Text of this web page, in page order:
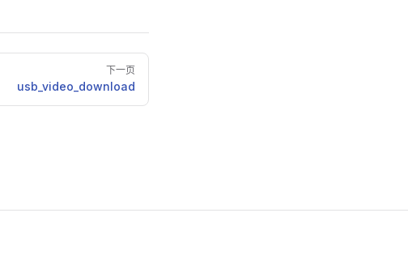
下一页
usb_video_download